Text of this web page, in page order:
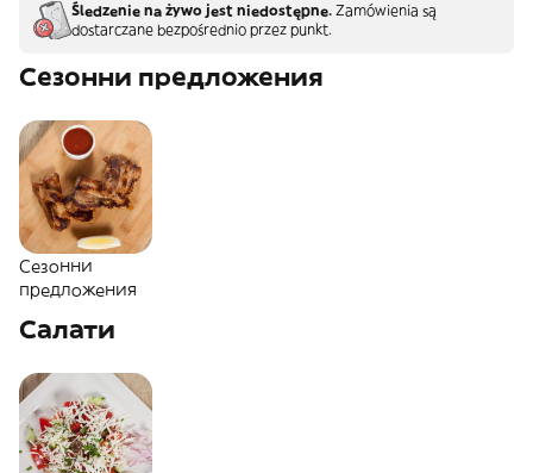
Śledzenie na żywo jest niedostępne. Zamówienia są
dostarczane bezpośrednio przez punkt.
Сезонни предложения
Сезонни
предложения
Салати